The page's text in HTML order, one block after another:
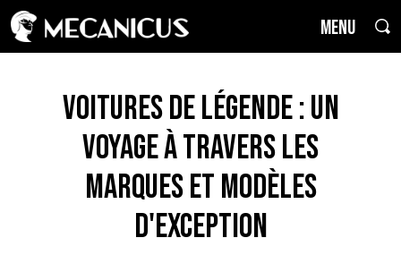
MENU
Voitures de Légende : un
voyage à travers les
marques et modèles
d'exception